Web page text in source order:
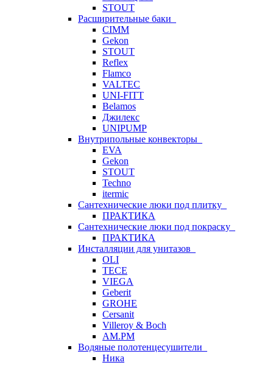
STOUT
Расширительные баки
CIMM
Gekon
STOUT
Reflex
Flamco
VALTEC
UNI-FITT
Belamos
Джилекс
UNIPUMP
Внутрипольные конвекторы
EVA
Gekon
STOUT
Techno
itermic
Сантехнические люки под плитку
ПРАКТИКА
Сантехнические люки под покраску
ПРАКТИКА
Инсталляции для унитазов
OLI
TECE
VIEGA
Geberit
GROHE
Cersanit
Villeroy & Boch
AM.PM
Водяные полотенцесушители
Ника